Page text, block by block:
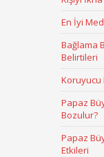
En İyi
Bağlama
Belirtileri
Koruyucu
Papaz
Bozulur?
Papaz
Etkileri